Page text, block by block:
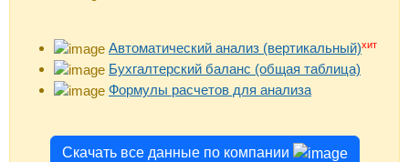
Автоматический анализ (вертикальный)хит
Бухгалтерский баланс (общая таблица)
Формулы расчетов для анализа
Скачать все данные по компании